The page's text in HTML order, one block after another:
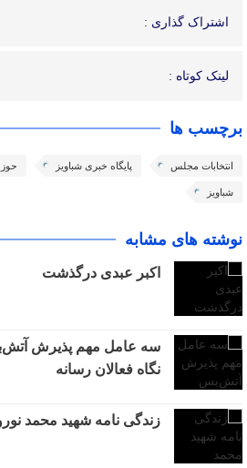
اشتراک گذاری :
لینک کوتاه :
برچسب ها
انتخابات مجلس پایگاه خبری شباویز
شباویز
نوشته های مشابه
اکبر عبدی درگذشت
سه عامل مهم پذیرش
نگاه فعالان رسانه
زندگی نامه شهید محمد